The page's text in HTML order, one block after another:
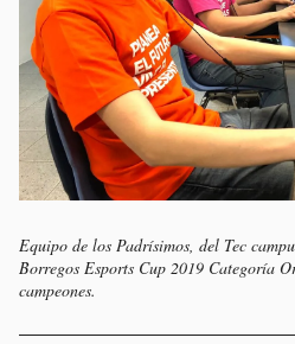
Equipo de los Padrísimos, del Tec
Borregos Esports Cup 2019 Categoría
campeones.